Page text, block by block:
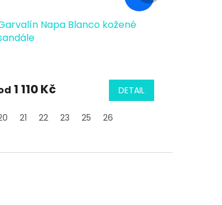
Napa Blanco kožené
1 110 Kč DETAIL
21 22 23 25 26